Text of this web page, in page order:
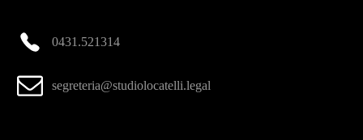
0431.521314
segreteria@studiolocatelli.legal